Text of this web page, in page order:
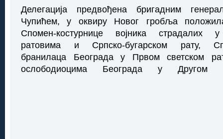
Делегација предвођена бригадним
Чупићем, у оквиру Новог гробља
Спомен-костурнице војника страдалих у
ратовима и Српско-бугарском рату,
бранилаца Београда у Првом светском
ослободиоцима Београда у Другом